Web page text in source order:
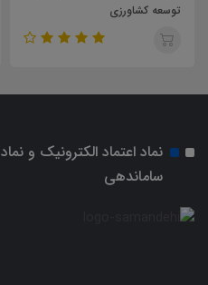
توسعه کشاورزی
نماد اعتماد الکترونیک و نماد
ساماندهی